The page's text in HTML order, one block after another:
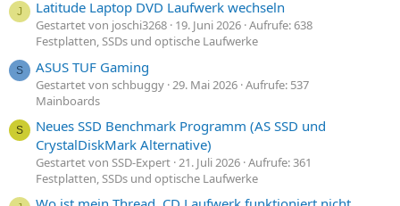
J Latitude Laptop DVD Laufwerk wechseln
Gestartet von joschi3268 19. Juni 2026 Aufrufe: 638
Festplatten, SSDs und optische Laufwerke
S ASUS TUF Gaming
Gestartet von schbuggy 29. Mai 2026 Aufrufe: 537
Mainboards
S
Neues SSD Benchmark Programm (AS SSD und
CrystalDiskMark Alternative)
Gestartet von SSD-Expert 21. Juli 2026 Aufrufe: 361
Festplatten, SSDs und optische Laufwerke